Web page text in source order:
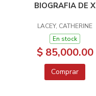
BIOGRAFIA DE X
LACEY, CATHERINE
En stock
$ 85,000.00
Comprar